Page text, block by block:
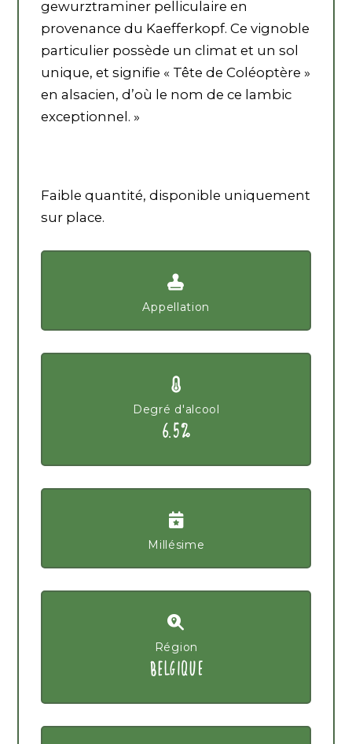
gewurztraminer pelliculaire en
provenance du Kaefferkopf. Ce vignoble
particulier possède un climat et un sol
unique, et signifie « Tête de Coléoptère »
en alsacien, d’où le nom de ce lambic
exceptionnel. »
Faible quantité, disponible uniquement
sur place.
Appellation
Degré d'alcool
6.5%
Millésime
Région
BELGIQUE